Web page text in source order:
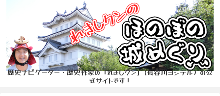
歴史ナビゲーター・歴史作家の「れきしクン」(長谷川ヨシテル）の公
式サイトです！